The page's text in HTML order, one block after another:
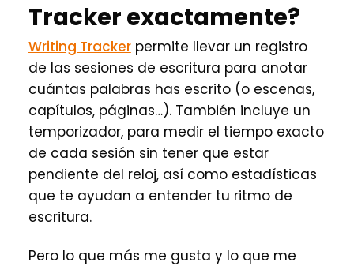
Tracker exactamente?
Writing Trackerpermite llevar un registro
de las sesiones de escritura para anotar
cuántas palabras has escrito (o escenas,
capítulos, páginas…). También incluye un
temporizador, para medir el tiempo exacto
de cada sesión sin tener que estar
pendiente del reloj, así como estadísticas
que te ayudan a entender tu ritmo de
escritura.
Pero lo que más me gusta y lo que me